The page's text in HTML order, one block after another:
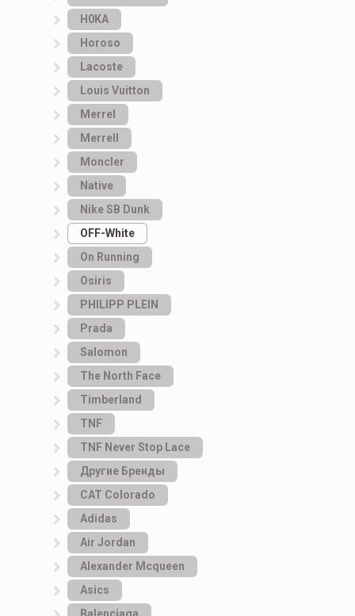
H0KA
Horoso
Lacoste
Louis Vuitton
Merrel
Merrell
Moncler
Native
Nike SB Dunk
OFF-White
On Running
Osiris
PHILIPP PLEIN
Prada
Salomon
The North Face
Timberland
TNF
TNF Never Stop Lace
Другие Бренды
САТ Colorado
Adidas
Air Jordan
Alexander Mcqueen
Asics
Balenciaga